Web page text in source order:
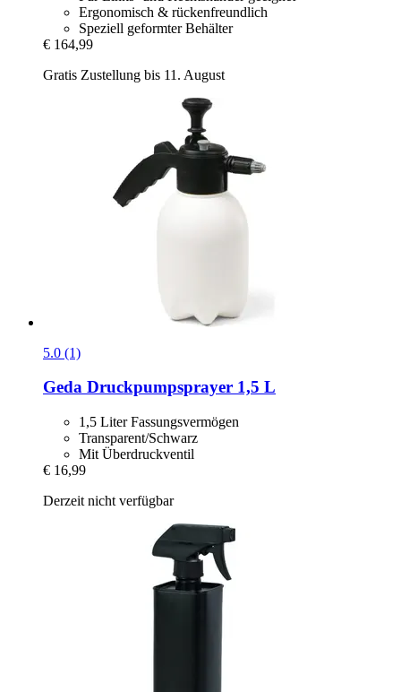
Ergonomisch & rückenfreundlich
Speziell geformter Behälter
€ 164,99
Gratis Zustellung bis 11. August
5.0 (1)
Geda Druckpumpsprayer 1,5 L
1,5 Liter Fassungsvermögen
Transparent/Schwarz
Mit Überdruckventil
€ 16,99
Derzeit nicht verfügbar